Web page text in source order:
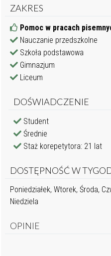
ZAKRES
Pomoc w pracach
Nauczanie przedszkolne
Szkoła podstawowa
Gimnazjum
Liceum
DOŚWIADCZENIE
Student
Średnie
Staż korepetytora: 21 lat
DOSTĘPNOŚĆ W
Poniedziałek, Wtorek, Środa,
Niedziela
OPINIE